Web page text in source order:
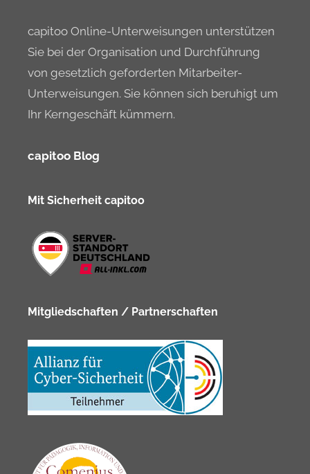
capitoo Online-Unterweisungen unterstützen
Sie bei der Organisation und Durchführung
von gesetzlich geforderten Mitarbeiter-
Unterweisungen. Sie können sich beruhigt um
Ihr Kerngeschäft kümmern.
capitoo Blog
Mit Sicherheit capitoo
Mitgliedschaften / Partnerschaften